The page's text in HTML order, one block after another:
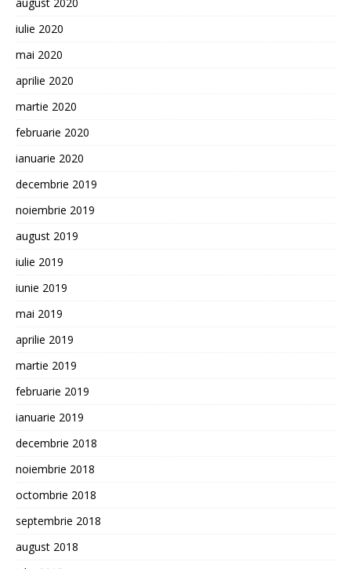
iulie 2020
mai 2020
aprilie 2020
martie 2020
februarie 2020
ianuarie 2020
decembrie 2019
noiembrie 2019
august 2019
iulie 2019
iunie 2019
mai 2019
aprilie 2019
martie 2019
februarie 2019
ianuarie 2019
decembrie 2018
noiembrie 2018
octombrie 2018
septembrie 2018
august 2018